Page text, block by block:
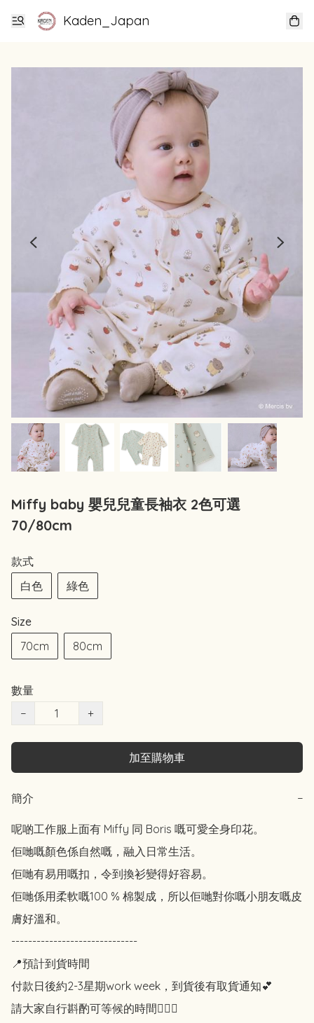
Kaden_Japan
Miffy baby 嬰兒兒童長袖衣 2色可選
70/80cm
款式
白色
綠色
Size
70cm
80cm
數量
−
+
加至購物車
簡介 −
呢啲工作服上面有 Miffy 同 Boris 嘅可愛全身印花。
佢哋嘅顏色係自然嘅，融入日常生活。
佢哋有易用嘅扣，令到換衫變得好容易。
佢哋係用柔軟嘅100 % 棉製成，所以佢哋對你嘅小朋友嘅皮
膚好溫和。
------------------------------
📍預計到貨時間
付款日後約2-3星期work week，到貨後有取貨通知💕
請大家自行斟酌可等候的時間🙇🏻‍♀️